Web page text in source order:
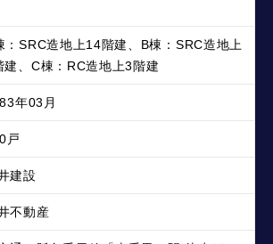
：SRC造地上14階建、B棟：SRC造地上
建、C棟：RC造地上3階建
年03月
戸
建設
不動産